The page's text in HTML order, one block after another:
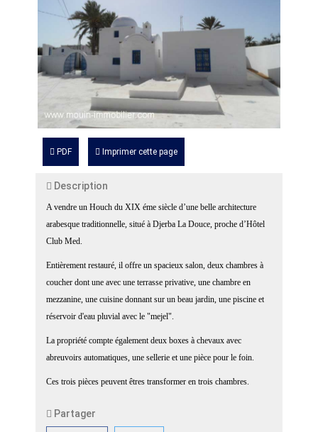
PDF Imprimer cette page
Description
A vendre un Houch du XIX éme siècle d’une belle architecture
arabesque traditionnelle, situé à Djerba La Douce, proche d’Hôtel
Club Med.
Entièrement restauré, il offre un spacieux salon, deux chambres à
coucher dont une avec une terrasse privative, une chambre en
mezzanine, une cuisine donnant sur un beau jardin, une piscine et
réservoir d'eau pluvial avec le "mejel".
La propriété compte également deux boxes à chevaux avec
abreuvoirs automatiques, une sellerie et une pièce pour le foin.
Ces trois pièces peuvent êtres transformer en trois chambres.
Partager